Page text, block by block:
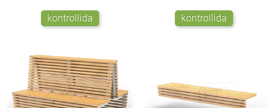
kontrollida kontrollida